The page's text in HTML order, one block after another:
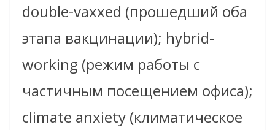
double-vaxxed (прошедший оба
этапа вакцинации); hybrid-
working (режим работы с
частичным посещением офиса);
climate anxiety (климатическое